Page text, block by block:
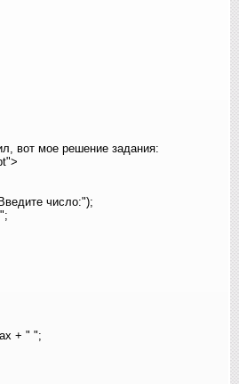
вот мое решение задания:
число:");
;
+ " ";